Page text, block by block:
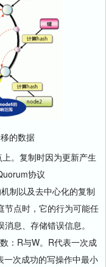
的数据
。复制时因为更新产生
协议
制以及去中心化的复制
节点时，它的行为可能任
息、存储错误信息。
：R与W。R代表一次成
一次成功的写操作中最小